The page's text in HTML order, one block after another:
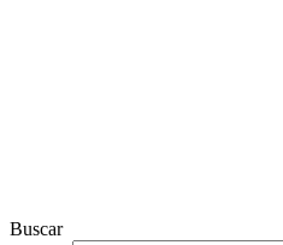
Buscar